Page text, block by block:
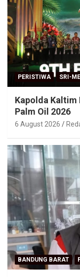
PERISTIWA SRI-
Kapolda Kaltim
Palm Oil 2026
6 August 2026
BANDUNG BARAT